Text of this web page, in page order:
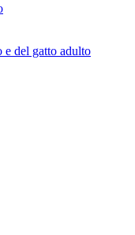
e del gatto adulto